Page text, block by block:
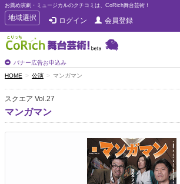
お薦め演劇・ミュージカルのクチコミは、CoRich舞台芸術！
T
o
g
g
e
n
a
v
i
g
地域選択 ログイン 会員登録
バナー広告お申込み
HOME 公演 マンガマン
スクエア Vol.27
マンガマン